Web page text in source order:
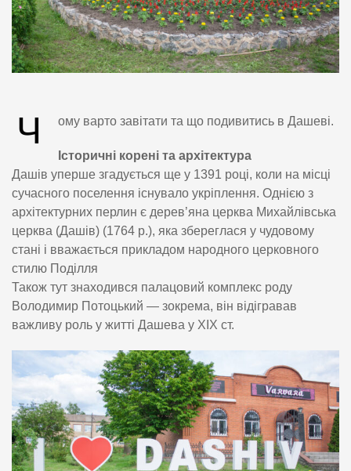
Ч ому варто завітати та що подивитись в Дашеві.
Історичні корені та архітектура
Дашів уперше згадується ще у 1391 році, коли на місці
сучасного поселення існувало укріплення. Однією з
архітектурних перлин є дерев’яна церква Михайлівська
церква (Дашів) (1764 р.), яка збереглася у чудовому
стані і вважається прикладом народного церковного
стилю Поділля
Також тут знаходився палацовий комплекс роду
Володимир Потоцький — зокрема, він відігравав
важливу роль у житті Дашева у XIX ст.